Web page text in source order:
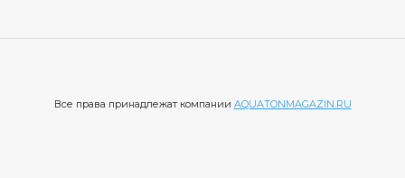
Все права принадлежат компании AQUATONMAGAZIN.RU